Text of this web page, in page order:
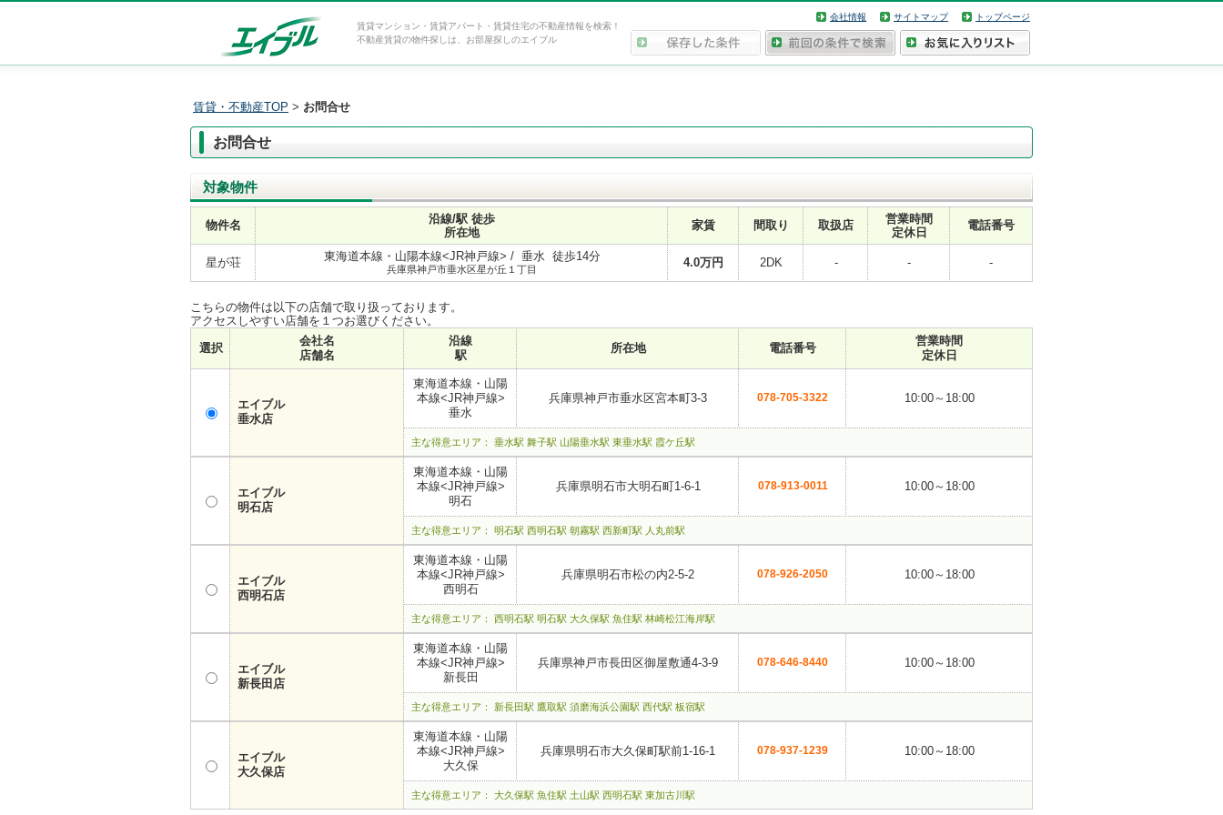
賃貸マンション・賃貸アパート・賃貸住宅の不動産情報を検索！
不動産賃貸の物件探しは、お部屋探しのエイブル
会社情報 サイトマップ トップページ
賃貸・不動産TOP > お問合せ
お問合せ
対象物件
物件名
沿線/駅 徒歩
所在地
家賃 間取り 取扱店
営業時間
定休日
電話番号
星が荘 東海道本線・山陽本線<JR神戸線> / 垂水 徒歩14分
兵庫県神戸市垂水区星が丘１丁目 4.0万円 2DK - - -
こちらの物件は以下の店舗で取り扱っております。
アクセスしやすい店舗を１つお選びください。
選択
会社名
店舗名
沿線
駅
所在地 電話番号
営業時間
定休日
エイブル
垂水店
東海道本線・山陽
本線<JR神戸線>
垂水
兵庫県神戸市垂水区宮本町3-3 078-705-3322 10:00～18:00
主な得意エリア： 垂水駅 舞子駅 山陽垂水駅 東垂水駅 霞ケ丘駅
エイブル
明石店
東海道本線・山陽
本線<JR神戸線>
明石
兵庫県明石市大明石町1-6-1 078-913-0011 10:00～18:00
主な得意エリア： 明石駅 西明石駅 朝霧駅 西新町駅 人丸前駅
エイブル
西明石店
東海道本線・山陽
本線<JR神戸線>
西明石
兵庫県明石市松の内2-5-2 078-926-2050 10:00～18:00
主な得意エリア： 西明石駅 明石駅 大久保駅 魚住駅 林崎松江海岸駅
エイブル
新長田店
東海道本線・山陽
本線<JR神戸線>
新長田
兵庫県神戸市長田区御屋敷通4-3-9 078-646-8440 10:00～18:00
主な得意エリア： 新長田駅 鷹取駅 須磨海浜公園駅 西代駅 板宿駅
エイブル
大久保店
東海道本線・山陽
本線<JR神戸線>
大久保
兵庫県明石市大久保町駅前1-16-1 078-937-1239 10:00～18:00
主な得意エリア： 大久保駅 魚住駅 土山駅 西明石駅 東加古川駅